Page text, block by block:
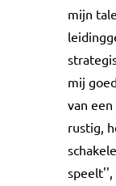
mijn
mij
van
rustig,
speelt'',